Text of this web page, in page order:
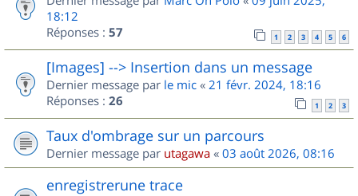
18:12
Réponses : 57 1 2 3 4 5 6
[Images] --> Insertion dans un message
Dernier message par le mic « 21 févr. 2024, 18:16
Réponses : 26 1 2 3
Taux d'ombrage sur un parcours
Dernier message par utagawa « 03 août 2026, 08:16
enregistrerune trace